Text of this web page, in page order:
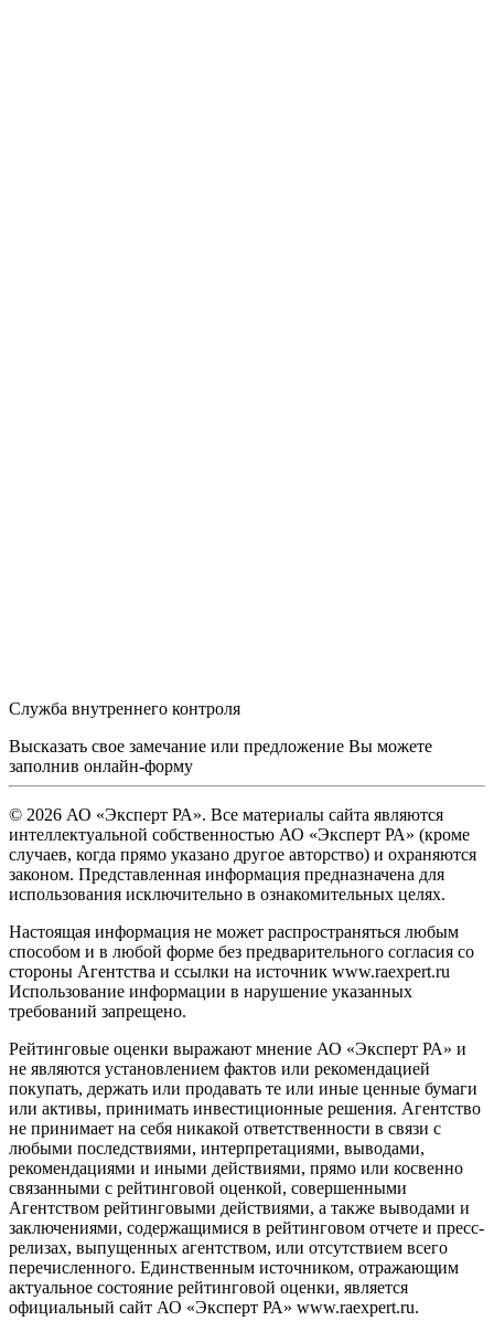
Служба внутреннего контроля
Высказать свое замечание или предложение Вы можете
заполнив онлайн-форму
© 2026 АО «Эксперт РА». Все материалы сайта являются
интеллектуальной собственностью АО «Эксперт РА» (кроме
случаев, когда прямо указано другое авторство) и охраняются
законом. Представленная информация предназначена для
использования исключительно в ознакомительных целях.
Настоящая информация не может распространяться любым
способом и в любой форме без предварительного согласия со
стороны Агентства и ссылки на источник www.raexpert.ru
Использование информации в нарушение указанных
требований запрещено.
Рейтинговые оценки выражают мнение АО «Эксперт РА» и
не являются установлением фактов или рекомендацией
покупать, держать или продавать те или иные ценные бумаги
или активы, принимать инвестиционные решения. Агентство
не принимает на себя никакой ответственности в связи с
любыми последствиями, интерпретациями, выводами,
рекомендациями и иными действиями, прямо или косвенно
связанными с рейтинговой оценкой, совершенными
Агентством рейтинговыми действиями, а также выводами и
заключениями, содержащимися в рейтинговом отчете и пресс-
релизах, выпущенных агентством, или отсутствием всего
перечисленного. Единственным источником, отражающим
актуальное состояние рейтинговой оценки, является
официальный сайт АО «Эксперт РА» www.raexpert.ru.